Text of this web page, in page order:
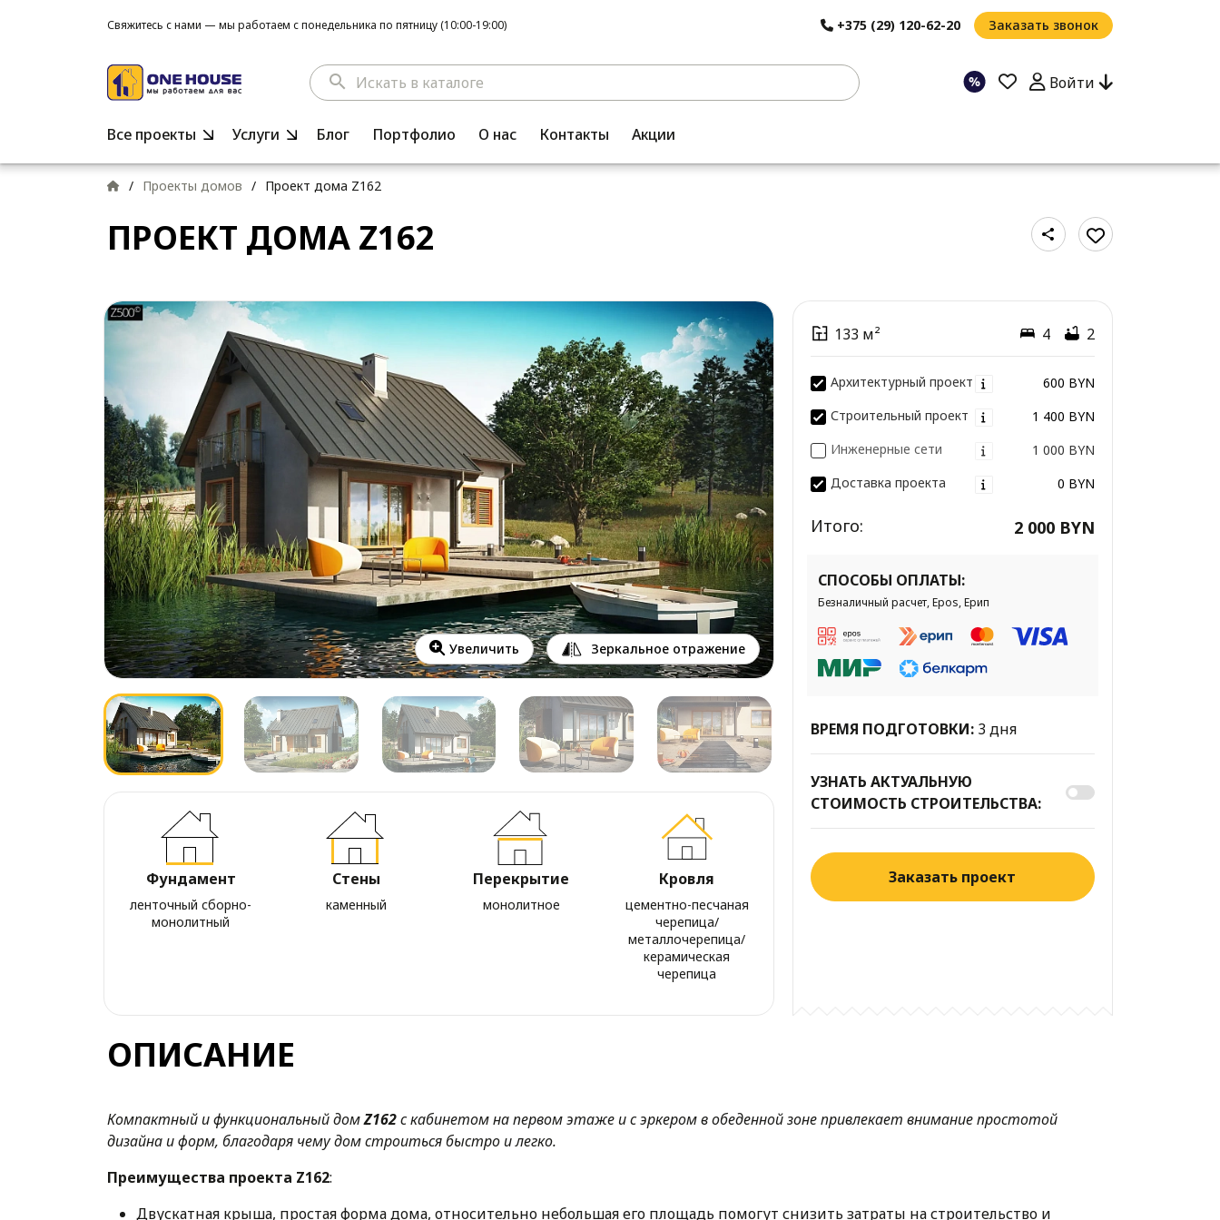
Свяжитесь с нами — мы работаем с понедельника по пятницу (10:00-19:00) +375 (29) 120-62-20 Заказать звонок
search Войти
Все проекты Услуги Блог Портфолио О нас Контакты Акции
/ Проекты домов / Проект дома Z162
ПРОЕКТ ДОМА Z162
Увеличить Зеркальное отражение
Фундамент
ленточный сборно-
монолитный
Стены
каменный
Перекрытие
монолитное
Кровля
цементно-песчаная
черепица/
металлочерепица/
керамическая
черепица
133 м² 4 2
Архитектурный проект
600 BYN
Строительный проект
1 400 BYN
Инженерные сети
1 000 BYN
Доставка проекта
0 BYN
Итого: 2 000 BYN
СПОСОБЫ ОПЛАТЫ:
Безналичный расчет, Epos, Ерип
ВРЕМЯ ПОДГОТОВКИ: 3 дня
УЗНАТЬ АКТУАЛЬНУЮ
СТОИМОСТЬ СТРОИТЕЛЬСТВА:
Заказать проект
ОПИСАНИЕ
Компактный и функциональный домZ162с кабинетом на первом этаже и с эркером в обеденной зоне привлекает внимание простотой
дизайна и форм, благодаря чему дом строиться быстро и легко.
Преимущества проекта Z162:
Двускатная крыша, простая форма дома, относительно небольшая его площадь помогут снизить затраты на строительство и